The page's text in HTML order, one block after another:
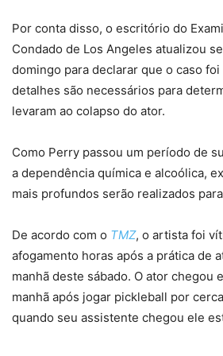
Por conta disso, o escritório do
Condado de Los Angeles atualizou
domingo para declarar que o caso foi
detalhes são necessários para
levaram ao colapso do ator.
Como Perry passou um período de
a dependência química e alcoólica,
mais profundos serão realizados
De acordo com o TMZ, o artista foi
afogamento horas após a prática de
manhã deste sábado. O ator chegou
manhã após jogar pickleball por
quando seu assistente chegou ele